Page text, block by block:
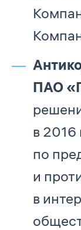
ПАО
в 2016
по
и
в